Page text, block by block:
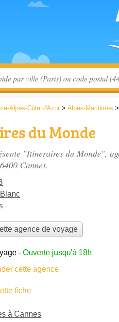
Alpes-Côte d'Azur > Alpes-Maritimes >
du Monde
"Itineraires du Monde",
Cannes.
agence de voyage
- Ouverte jusqu'à 18h
cette agence
fiche
à Cannes